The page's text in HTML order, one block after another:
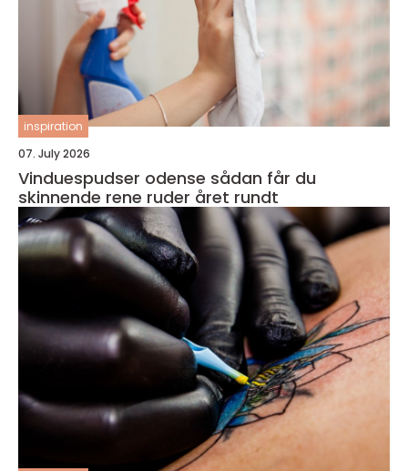
inspiration
07. July 2026
Vinduespudser odense sådan får du
skinnende rene ruder året rundt